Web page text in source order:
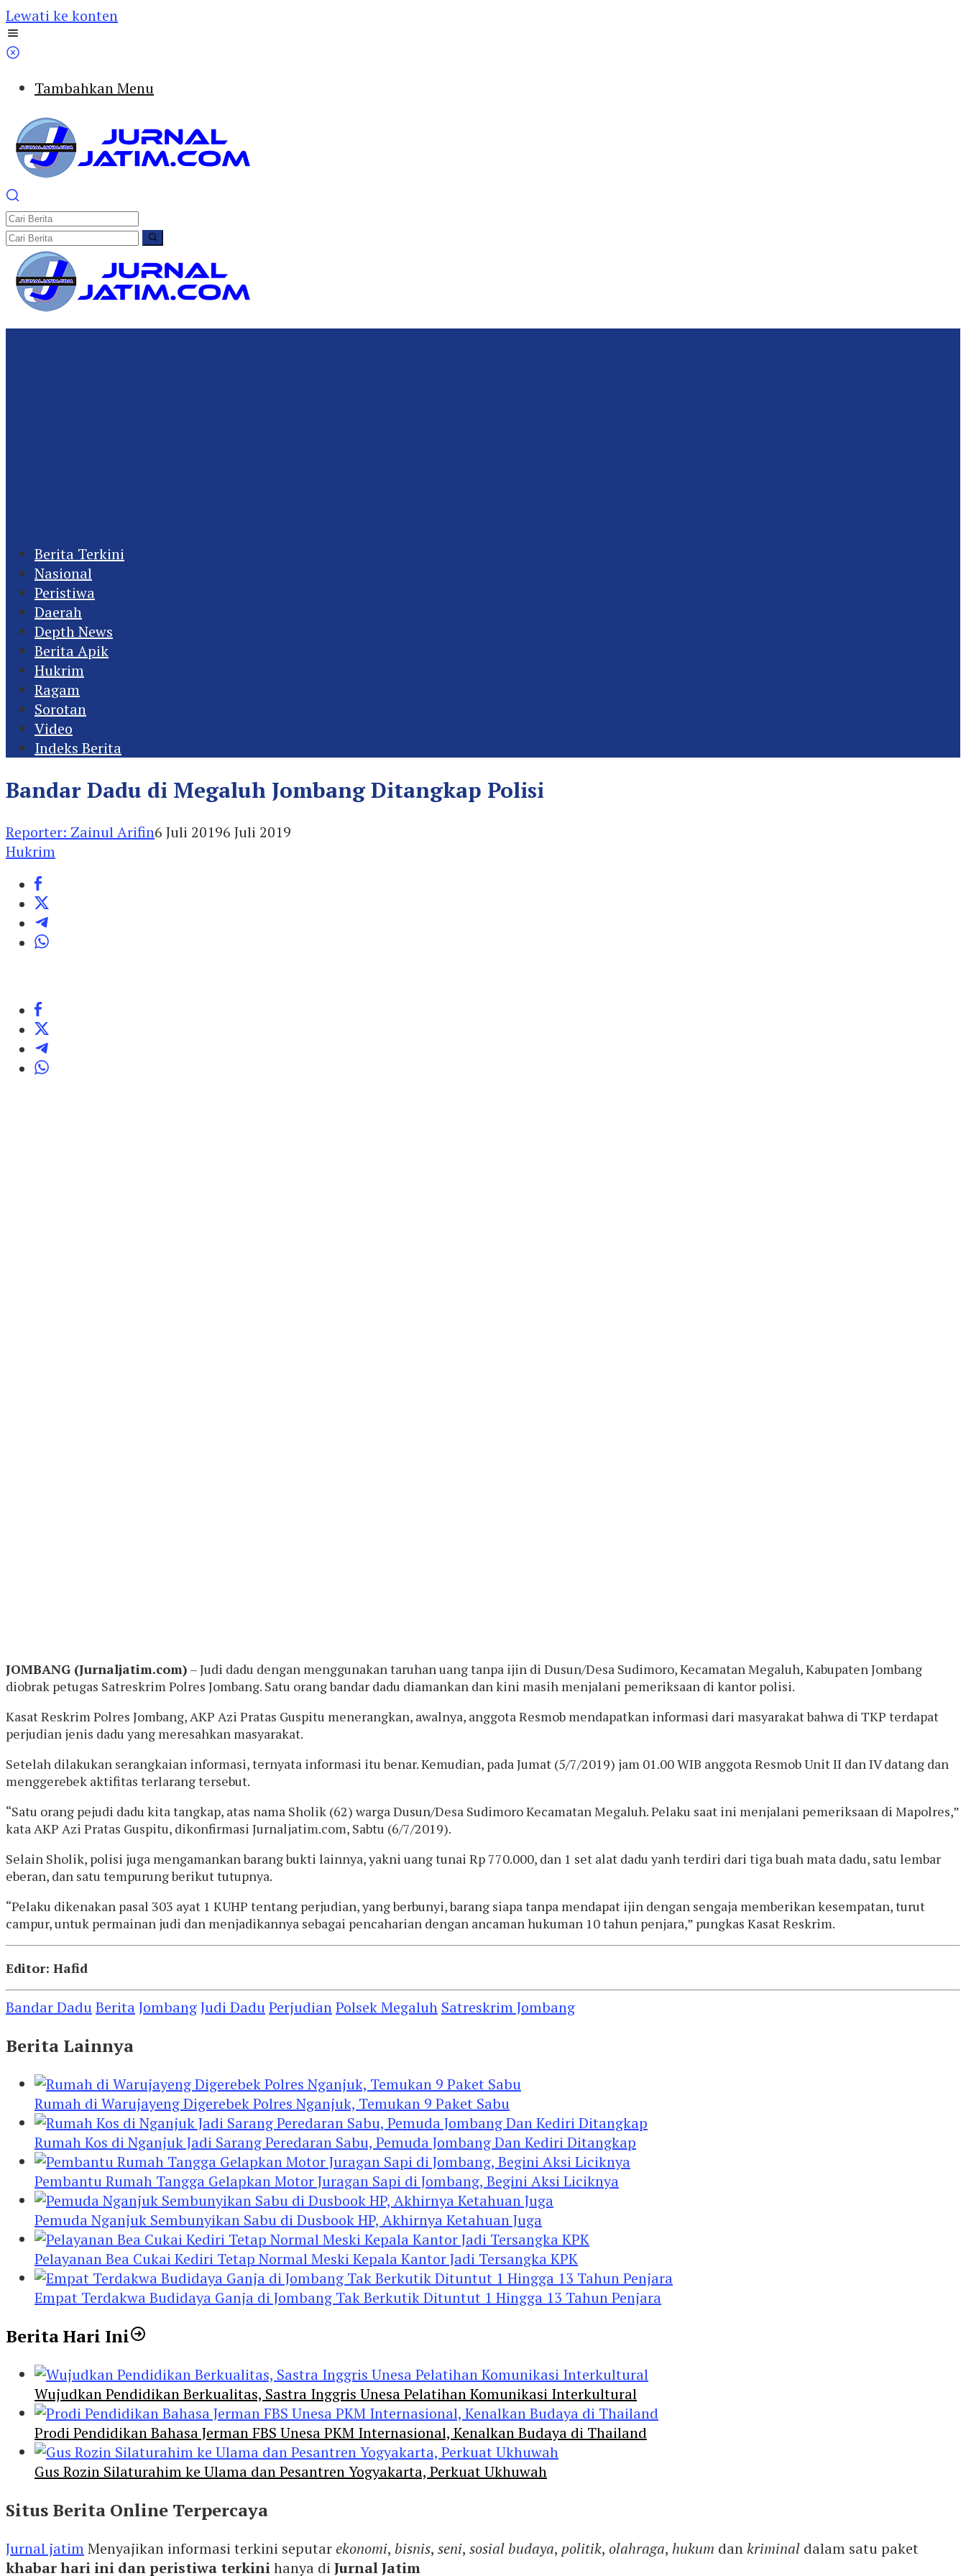
Lewati ke konten
Tambahkan Menu
Berita Terkini
Nasional
Peristiwa
Daerah
Depth News
Berita Apik
Hukrim
Ragam
Sorotan
Video
Indeks Berita
Bandar Dadu di Megaluh Jombang Ditangkap Polisi
Reporter: Zainul Arifin6 Juli 20196 Juli 2019
Hukrim
JOMBANG (Jurnaljatim.com) – Judi dadu dengan menggunakan taruhan uang tanpa ijin di Dusun/Desa Sudimoro, Kecamatan Megaluh, Kabupaten Jombang
diobrak petugas Satreskrim Polres Jombang. Satu orang bandar dadu diamankan dan kini masih menjalani pemeriksaan di kantor polisi.
Kasat Reskrim Polres Jombang, AKP Azi Pratas Guspitu menerangkan, awalnya, anggota Resmob mendapatkan informasi dari masyarakat bahwa di TKP terdapat
perjudian jenis dadu yang meresahkan masyarakat.
Setelah dilakukan serangkaian informasi, ternyata informasi itu benar. Kemudian, pada Jumat (5/7/2019) jam 01.00 WIB anggota Resmob Unit II dan IV datang dan
menggerebek aktifitas terlarang tersebut.
“Satu orang pejudi dadu kita tangkap, atas nama Sholik (62) warga Dusun/Desa Sudimoro Kecamatan Megaluh. Pelaku saat ini menjalani pemeriksaan di Mapolres,”
kata AKP Azi Pratas Guspitu, dikonfirmasi Jurnaljatim.com, Sabtu (6/7/2019).
Selain Sholik, polisi juga mengamankan barang bukti lainnya, yakni uang tunai Rp 770.000, dan 1 set alat dadu yanh terdiri dari tiga buah mata dadu, satu lembar
eberan, dan satu tempurung berikut tutupnya.
“Pelaku dikenakan pasal 303 ayat 1 KUHP tentang perjudian, yang berbunyi, barang siapa tanpa mendapat ijin dengan sengaja memberikan kesempatan, turut
campur, untuk permainan judi dan menjadikannya sebagai pencaharian dengan ancaman hukuman 10 tahun penjara,” pungkas Kasat Reskrim.
Editor: Hafid
Bandar DaduBeritaJombangJudi DaduPerjudianPolsek Megaluh Satreskrim Jombang
Berita Lainnya
Rumah di Warujayeng Digerebek Polres Nganjuk, Temukan 9 Paket Sabu
Rumah Kos di Nganjuk Jadi Sarang Peredaran Sabu, Pemuda Jombang Dan Kediri Ditangkap
Pembantu Rumah Tangga Gelapkan Motor Juragan Sapi di Jombang, Begini Aksi Liciknya
Pemuda Nganjuk Sembunyikan Sabu di Dusbook HP, Akhirnya Ketahuan Juga
Pelayanan Bea Cukai Kediri Tetap Normal Meski Kepala Kantor Jadi Tersangka KPK
Empat Terdakwa Budidaya Ganja di Jombang Tak Berkutik Dituntut 1 Hingga 13 Tahun Penjara
Berita Hari Ini
Wujudkan Pendidikan Berkualitas, Sastra Inggris Unesa Pelatihan Komunikasi Interkultural
Prodi Pendidikan Bahasa Jerman FBS Unesa PKM Internasional, Kenalkan Budaya di Thailand
Gus Rozin Silaturahim ke Ulama dan Pesantren Yogyakarta, Perkuat Ukhuwah
Situs Berita Online Terpercaya
Jurnal jatimMenyajikan informasi terkini seputarekonomi, bisnis, seni, sosial budaya, politik, olahraga, hukum dankriminal dalam satu paket
khabar hari ini dan peristiwa terkinihanya di Jurnal Jatim